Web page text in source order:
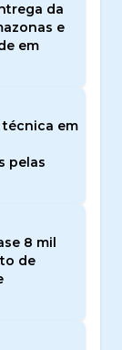
da
e
em
técnica em
pelas
8 mil
de